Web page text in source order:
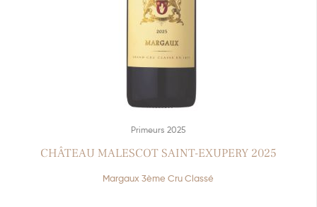
Primeurs 2025
CHÂTEAU MALESCOT SAINT-EXUPERY 2025
Margaux 3ème Cru Classé